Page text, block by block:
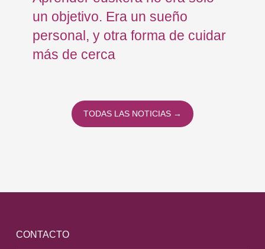
un objetivo. Era un sueño
personal, y otra forma de cuidar
más de cerca
TODAS LAS NOTICIAS →
CONTACTO